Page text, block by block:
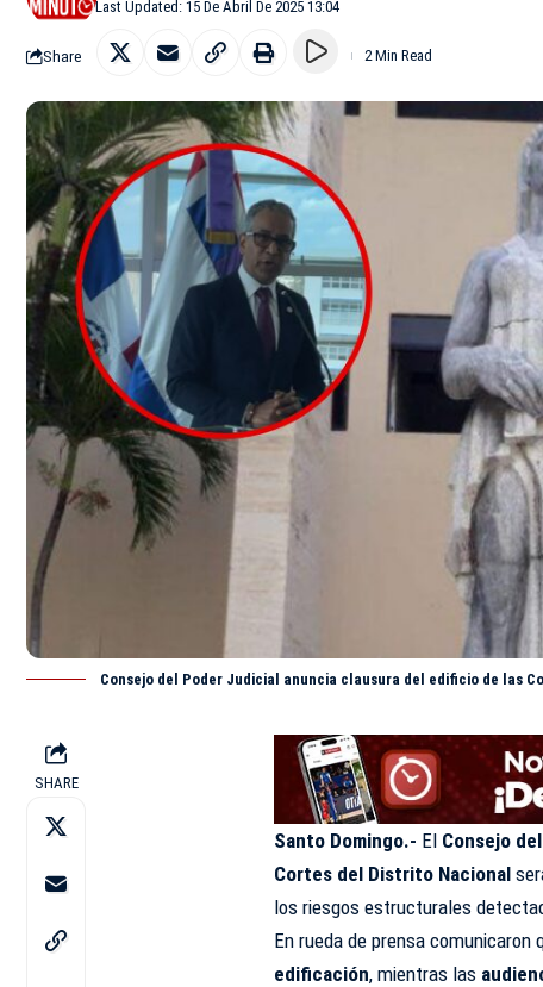
Last Updated: 15 De Abril De 2025 13:04
Share 2 Min Read
Consejo del Poder Judicial anuncia clausura del edificio de las
SHARE
Santo Domingo.- El Consejo
Cortes del Distrito Nacional
los riesgos estructurales
En rueda de prensa comunicaron
edificación, mientras las